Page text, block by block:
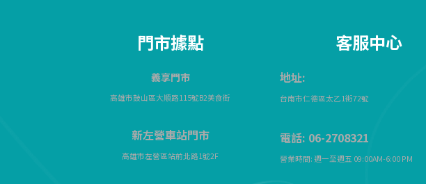
門市據點
義享門市
高雄市鼓山區大順路115號B2美食街
新左營車站門市
高雄市左營區站前北路1號2F
客服中心
地址:
台南市仁德區太乙1街72號
電話: 06-2708321
營業時間: 週一至週五 09:00AM-6:00 PM